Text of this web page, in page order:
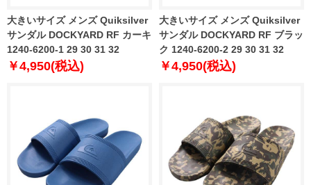
大きいサイズ メンズ Quiksilver
サンダル DOCKYARD RF カーキ
1240-6200-1 29 30 31 32
￥4,950(税込)
大きいサイズ メンズ Quiksilver
サンダル DOCKYARD RF ブラッ
ク 1240-6200-2 29 30 31 32
￥4,950(税込)